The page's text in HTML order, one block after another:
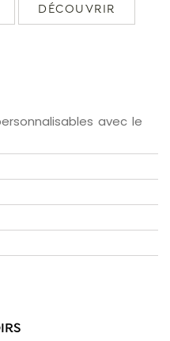
DÉCOUVRIR
avec le